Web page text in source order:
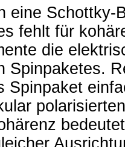
eine Schottky-
fehlt für
die
Spinpaketes.
Spinpaket